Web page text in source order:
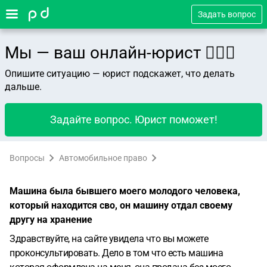
Задать вопрос
Мы — ваш онлайн-юрист 👨🏻‍⚖️
Опишите ситуацию — юрист подскажет, что делать
дальше.
Задайте вопрос. Юрист поможет!
Вопросы Автомобильное право
Машина была бывшего моего молодого человека,
который находится сво, он машину отдал своему
другу на хранение
Здравствуйте, на сайте увидела что вы можете
проконсультировать. Дело в том что есть машина